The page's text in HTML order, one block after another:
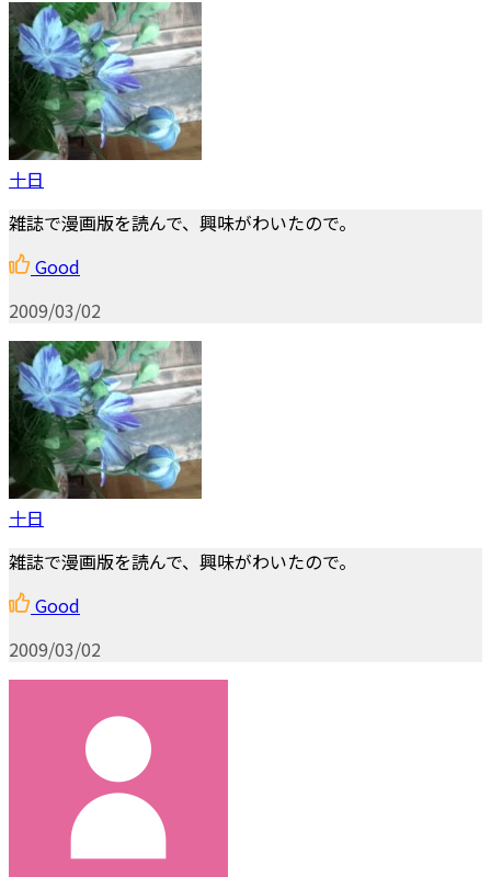
十日
雑誌で漫画版を読んで、興味がわいたので。
Good
2009/03/02
十日
雑誌で漫画版を読んで、興味がわいたので。
Good
2009/03/02